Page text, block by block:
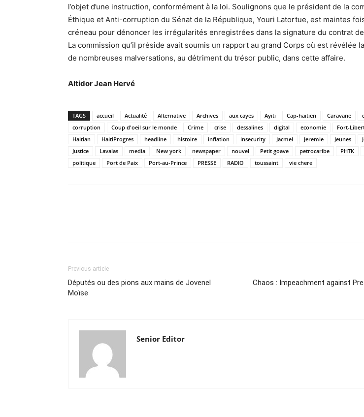
l’objet d’une instruction, conformément à la loi. Soulignons que le président de la
Éthique et Anti-corruption du Sénat de la République, Youri Latortue, est maintes
créneau pour dénoncer les irrégularités enregistrées dans la signature du contrat
La commission qu’il préside avait soumis un rapport au grand Corps où est révélée
de nombreuses malversations, au détriment du trésor public, dans cette affaire.
Altidor Jean Hervé
TAGS accueil Actualité Alternative Archives aux cayes Ayiti Cap-haitien Caravane
corruption
Coup d'oeil sur le monde Crime crise dessalines digital economie Fort-
Haitian
HaitiProgres headline histoire inflation insecurity Jacmel Jeremie Jeunes
Justice
Lavalas media New york newspaper nouvel Petit goave petrocaribe PHTK
politique
Port de Paix Port-au-Prince PRESSE RADIO toussaint vie chere
Previous article
Députés ou des pions aux mains de Jovenel
Moïse
Chaos : Impeachment against
Senior Editor